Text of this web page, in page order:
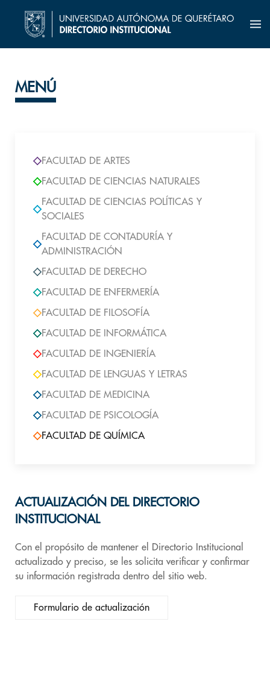
MENÚ
FACULTAD DE ARTES
FACULTAD DE CIENCIAS NATURALES
FACULTAD DE CIENCIAS POLÍTICAS Y
SOCIALES
FACULTAD DE CONTADURÍA Y
ADMINISTRACIÓN
FACULTAD DE DERECHO
FACULTAD DE ENFERMERÍA
FACULTAD DE FILOSOFÍA
FACULTAD DE INFORMÁTICA
FACULTAD DE INGENIERÍA
FACULTAD DE LENGUAS Y LETRAS
FACULTAD DE MEDICINA
FACULTAD DE PSICOLOGÍA
FACULTAD DE QUÍMICA
ACTUALIZACIÓN DEL DIRECTORIO
INSTITUCIONAL
Con el propósito de mantener el Directorio Institucional
actualizado y preciso, se les solicita verificar y confirmar
su información registrada dentro del sitio web.
Formulario de actualización